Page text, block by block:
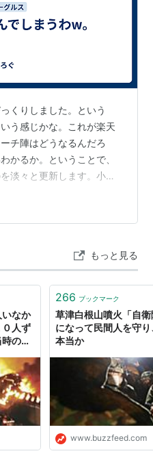
くりしました。という
う感じかな。これが楽天
チ陣はどうなるんだろ
かるか。ということで、
淡々と更新します。小森
ですね。「小森くん、か
なだから弱いんだ」「チ
それが（弱い）原因だと
かを言うとただの言い訳
て嵐が過ぎるのを待つし
もっと見る
いなか
人ず
の様
266 ブックマーク
草津白根山噴火「自
になって民間人を守
本当か
www.buzzfeed.com